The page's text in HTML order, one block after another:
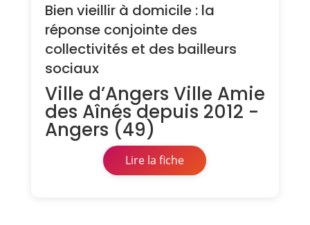
Bien vieillir à domicile : la
réponse conjointe des
collectivités et des bailleurs
sociaux
Ville d’Angers Ville Amie
des Aînés depuis 2012 -
Angers (49)
Lire la fiche